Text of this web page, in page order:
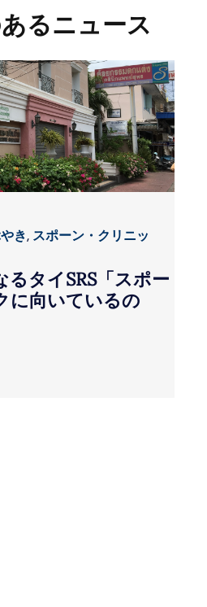
るニュース
き, スポーン・クリニッ
るタイSRS「スポー
に向いているの